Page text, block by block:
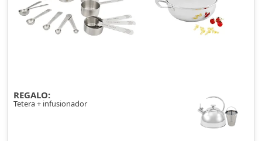
REGALO:
Tetera + infusionador